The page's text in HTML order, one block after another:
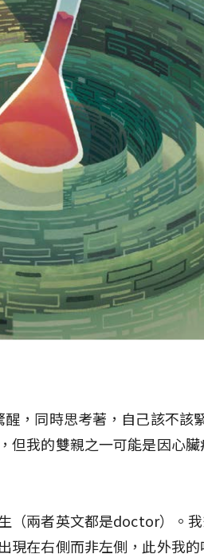
，同時思考著，自己該不該
但我的雙親之一可能是因心
（兩者英文都是doctor）。
現在右側而非左側，此外我的